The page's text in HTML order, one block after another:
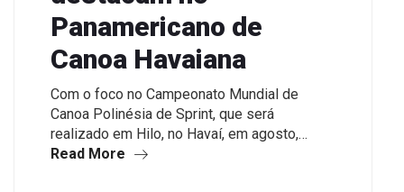
Panamericano de
Canoa Havaiana
Com o foco no Campeonato Mundial de
Canoa Polinésia de Sprint, que será
realizado em Hilo, no Havaí, em agosto,…
Read More